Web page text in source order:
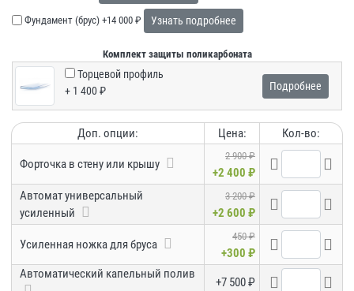
Фундамент (брус) +14 000 ₽ Узнать подробнее
Комплект защиты поликарбоната
Торцевой профиль
+ 1 400 ₽
Подробнее
Доп. опции: Цена: Кол-во:
Форточка в стену или крышу
2 900 ₽
+2 400 ₽
Автомат универсальный
усиленный
3 200 ₽
+2 600 ₽
Усиленная ножка для бруса
450 ₽
+300 ₽
Автоматический капельный полив
+7 500 ₽